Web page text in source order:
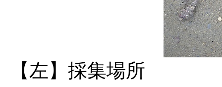
【左】採集場所